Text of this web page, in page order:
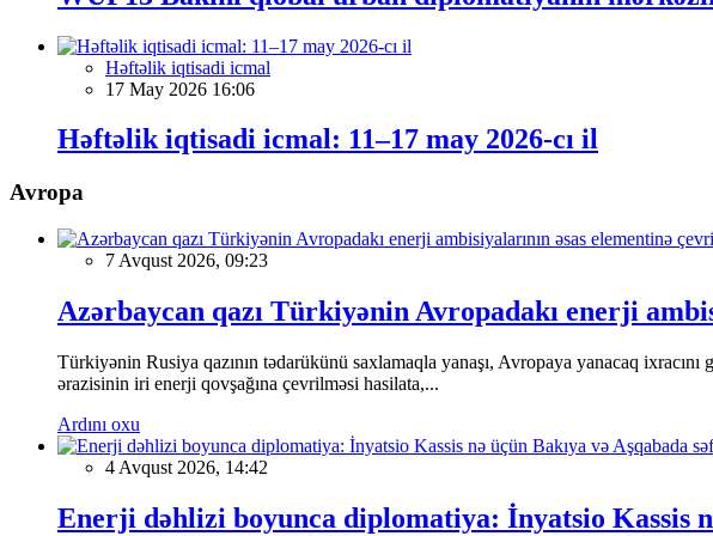
Həftəlik iqtisadi icmal
17 May 2026 16:06
Həftəlik iqtisadi icmal: 11–17 may 2026-cı il
Avropa
7 Avqust 2026, 09:23
Azərbaycan qazı Türkiyənin Avropadakı enerji
Türkiyənin Rusiya qazının tədarükünü saxlamaqla yanaşı, Avropaya yanacaq
ərazisinin iri enerji qovşağına çevrilməsi hasilata,...
Ardını oxu
4 Avqust 2026, 14:42
Enerji dəhlizi boyunca diplomatiya: İnyatsio Kassis